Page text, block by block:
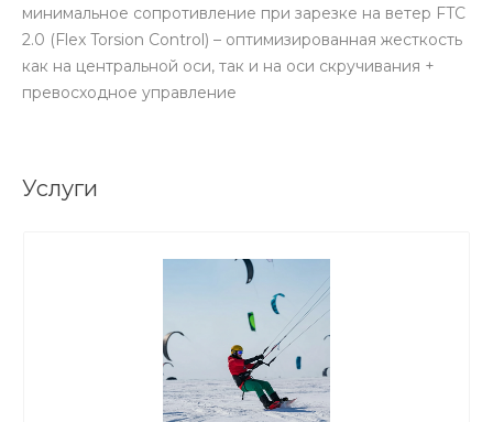
минимальное сопротивление при зарезке на ветер FTC
2.0 (Flex Torsion Control) – оптимизированная жесткость
как на центральной оси, так и на оси скручивания +
превосходное управление
Услуги